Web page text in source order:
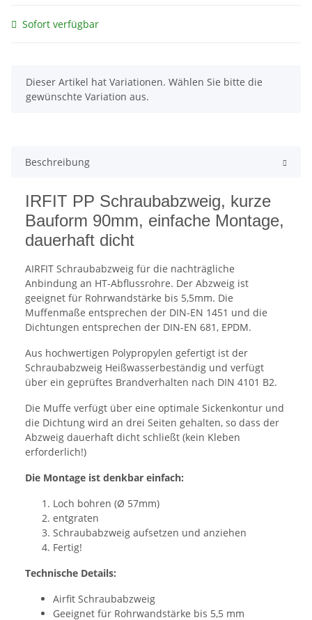
Sofort verfügbar
x
Dieser Artikel hat Variationen. Wählen Sie bitte die
gewünschte Variation aus.
Beschreibung
IRFIT PP Schraubabzweig, kurze
Bauform 90mm, einfache Montage,
dauerhaft dicht
AIRFIT Schraubabzweig für die nachträgliche
Anbindung an HT-Abflussrohre. Der Abzweig ist
geeignet für Rohrwandstärke bis 5,5mm. Die
Muffenmaße entsprechen der DIN-EN 1451 und die
Dichtungen entsprechen der DIN-EN 681, EPDM.
Aus hochwertigen Polypropylen gefertigt ist der
Schraubabzweig Heißwasserbeständig und verfügt
über ein geprüftes Brandverhalten nach DIN 4101 B2.
Die Muffe verfügt über eine optimale Sickenkontur und
die Dichtung wird an drei Seiten gehalten, so dass der
Abzweig dauerhaft dicht schließt (kein Kleben
erforderlich!)
Die Montage ist denkbar einfach:
Loch bohren (Ø 57mm)
entgraten
Schraubabzweig aufsetzen und anziehen
Fertig!
Technische Details:
Airfit Schraubabzweig
Geeignet für Rohrwandstärke bis 5,5 mm